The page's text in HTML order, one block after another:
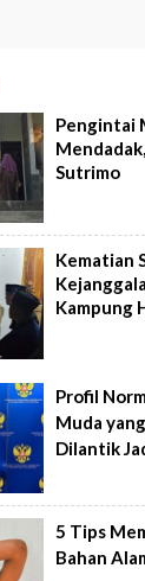
Pengintai
Sutrimo
Kematian
Kampung
Profil
Muda
Dilantik
5 Tips
Bahan